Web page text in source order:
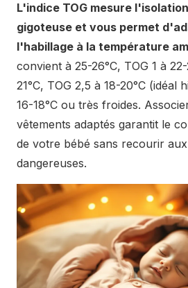
L'indice TOG mesure
gigoteuse et vous permet
l'habillage à la température
convient à 25-26°C, TOG 1 à
21°C, TOG 2,5 à 18-20°C (idéal
16-18°C ou très froides.
vêtements adaptés garantit le
de votre bébé sans recourir
dangereuses.